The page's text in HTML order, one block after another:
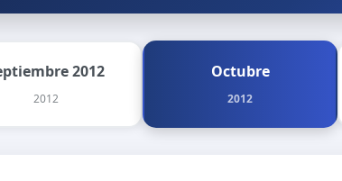
2012
2012
Octubre
2012